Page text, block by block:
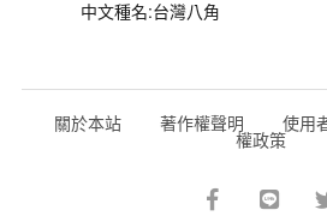
中文種名:台灣八角
關於本站 著作權聲明 使用
權政策